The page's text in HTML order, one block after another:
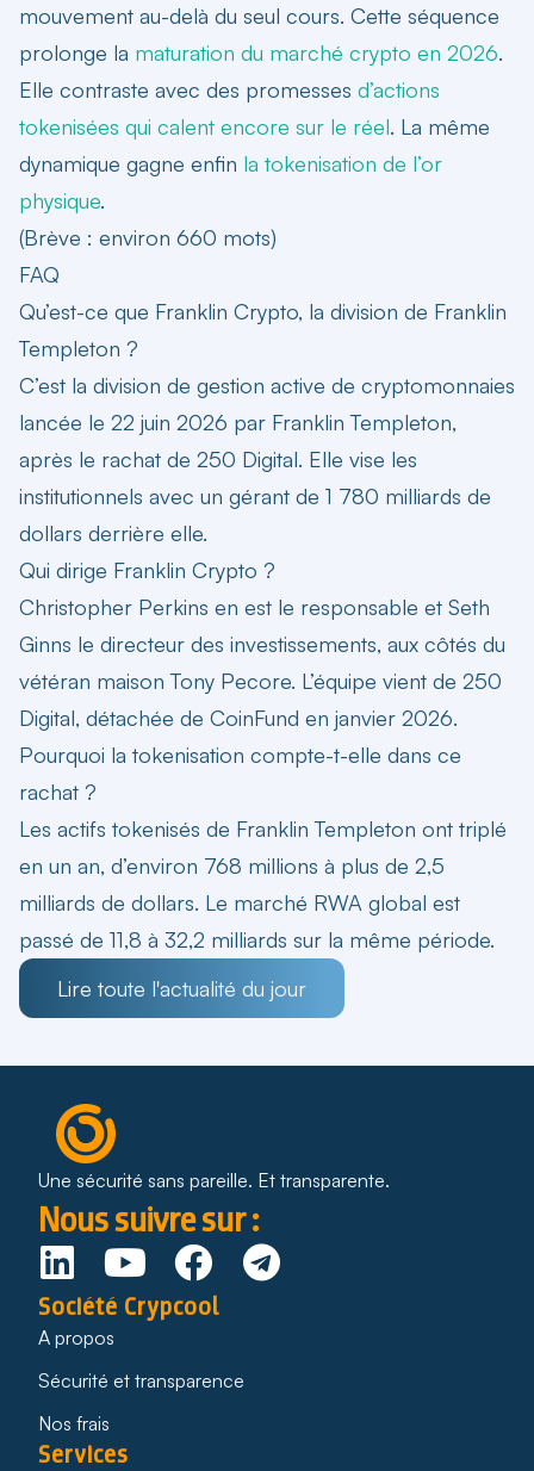
mouvement au-delà du seul cours. Cette séquence
prolonge la maturation du marché crypto en 2026.
Elle contraste avec des promesses d’actions
tokenisées qui calent encore sur le réel. La même
dynamique gagne enfin la tokenisation de l’or
physique.
(Brève : environ 660 mots)
FAQ
Qu’est-ce que Franklin Crypto, la division de Franklin
Templeton ?
C’est la division de gestion active de cryptomonnaies
lancée le 22 juin 2026 par Franklin Templeton,
après le rachat de 250 Digital. Elle vise les
institutionnels avec un gérant de 1 780 milliards de
dollars derrière elle.
Qui dirige Franklin Crypto ?
Christopher Perkins en est le responsable et Seth
Ginns le directeur des investissements, aux côtés du
vétéran maison Tony Pecore. L’équipe vient de 250
Digital, détachée de CoinFund en janvier 2026.
Pourquoi la tokenisation compte-t-elle dans ce
rachat ?
Les actifs tokenisés de Franklin Templeton ont triplé
en un an, d’environ 768 millions à plus de 2,5
milliards de dollars. Le marché RWA global est
passé de 11,8 à 32,2 milliards sur la même période.
Lire toute l'actualité du jour
Une sécurité sans pareille. Et transparente.
Nous suivre sur :
Société Crypcool
A propos
Sécurité et transparence
Nos frais
Services